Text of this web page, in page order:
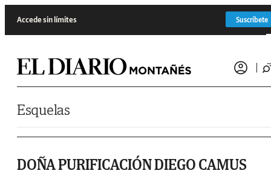
Accede sin límites Suscríbete
Esquelas
DOÑA PURIFICACIÓN DIEGO CAMUS